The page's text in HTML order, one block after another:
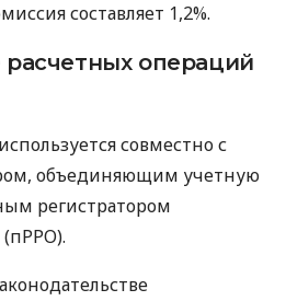
составляет 1,2%.
операций
совместно с
объединяющим учетную
регистратором